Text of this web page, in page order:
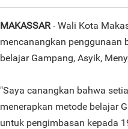
MAKASSAR- Wali Kota
mencanangkan penggunaan
belajar Gampang, Asyik,
"Saya canangkan bahwa
menerapkan metode belajar
untuk pengimbasan kepada